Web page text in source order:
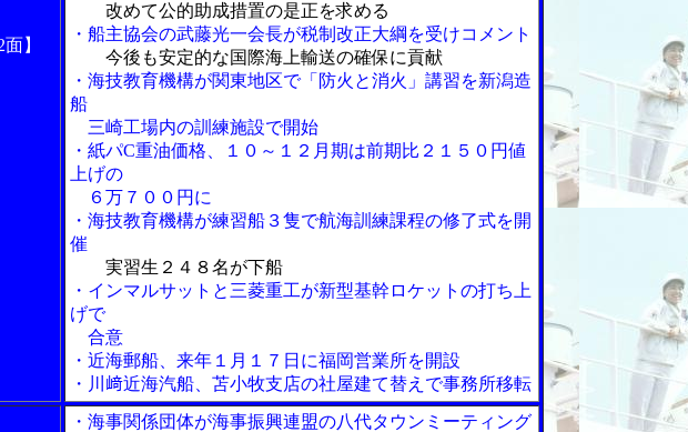
】
改めて公的助成措置の是正を求める
・船主協会の武藤光一会長が税制改正大綱を受けコメント
今後も安定的な国際海上輸送の確保に貢献
・海技教育機構が関東地区で「防火と消火」講習を新潟造
船
三崎工場内の訓練施設で開始
・紙パC重油価格、１０～１２月期は前期比２１５０円値
上げの
６万７００円に
・海技教育機構が練習船３隻で航海訓練課程の修了式を開
催
実習生２４８名が下船
・インマルサットと三菱重工が新型基幹ロケットの打ち上
げで
合意
・近海郵船、来年１月１７日に福岡営業所を開設
・川﨑近海汽船、苫小牧支店の社屋建て替えで事務所移転
・海事関係団体が海事振興連盟の八代タウンミーティング